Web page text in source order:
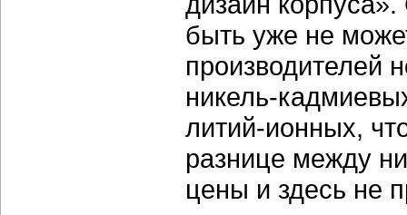
быть уже не
производителей
никель-
литий-ионных,
разнице между
цены и здесь не